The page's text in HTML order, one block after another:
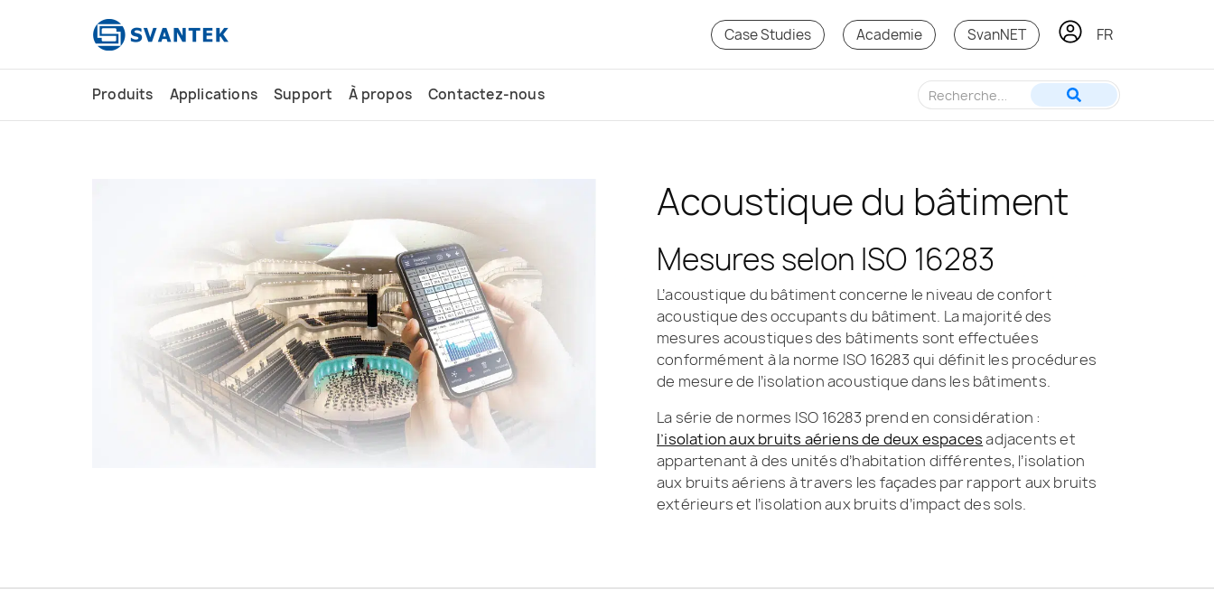
Case Studies Academie SvanNET FR
KO
Produits Applications Support À propos Contactez-nous
Acoustique du bâtiment
Mesures selon ISO 16283
L’acoustique du bâtiment concerne le niveau de confort
acoustique des occupants du bâtiment. La majorité des
mesures acoustiques des bâtiments sont effectuées
conformément à la norme ISO 16283 qui définit les procédures
de mesure de l’isolation acoustique dans les bâtiments.
La série de normes ISO 16283 prend en considération :
l’isolation aux bruits aériens de deux espacesadjacents et
appartenant à des unités d’habitation différentes, l’isolation
aux bruits aériens à travers les façades par rapport aux bruits
extérieurs et l’isolation aux bruits d’impact des sols.